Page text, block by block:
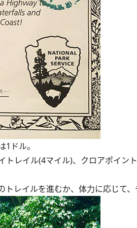
ドル。
レイル(4マイル)、クロアポイン
レイルを進むか、体力に応じて、